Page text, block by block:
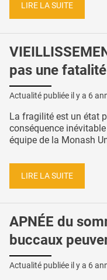
LIRE LA SUITE
pas une fatalité
Actualité publiée il y a 6
La fragilité est un état
conséquence
équipe de la Monash
LIRE LA SUITE
APNÉE du
buccaux
Actualité publiée il y a 6